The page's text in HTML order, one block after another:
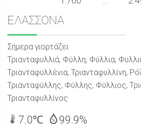
Sidebar
ΕΛΑΣΣΟΝΑ
Σήμερα γιορτάζει
Τριανταφυλλιά, Φύλλη, Φύλλια,
Τριανταφυλλένια, Τριανταφυλλίνη,
Τριανταφύλλης, Φύλλης, Φύλλιος,
Τριανταφυλλίνος
7.0℃ 99.9%